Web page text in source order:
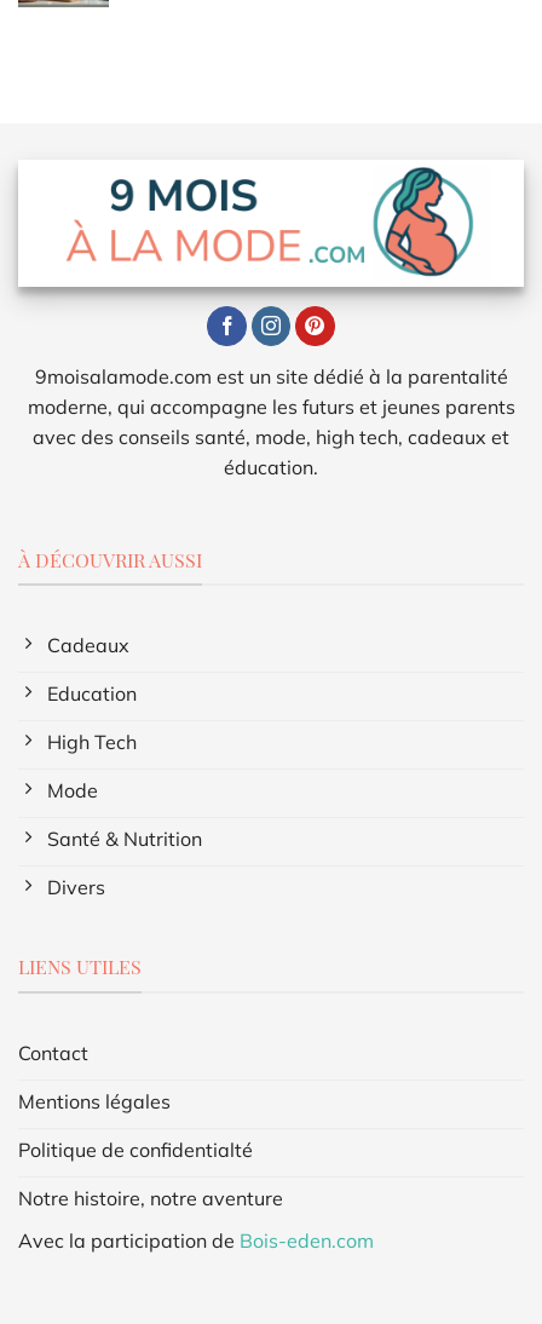
9moisalamode.com est un site dédié à la parentalité
moderne, qui accompagne les futurs et jeunes parents
avec des conseils santé, mode, high tech, cadeaux et
éducation.
À DÉCOUVRIR AUSSI
Cadeaux
Education
High Tech
Mode
Santé & Nutrition
Divers
LIENS UTILES
Contact
Mentions légales
Politique de confidentialté
Notre histoire, notre aventure
Avec la participation de Bois-eden.com